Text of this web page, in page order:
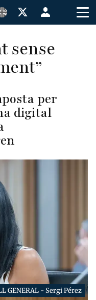
Menú
de
de
usuario
sense
per
digital
GENERAL - Sergi Pérez